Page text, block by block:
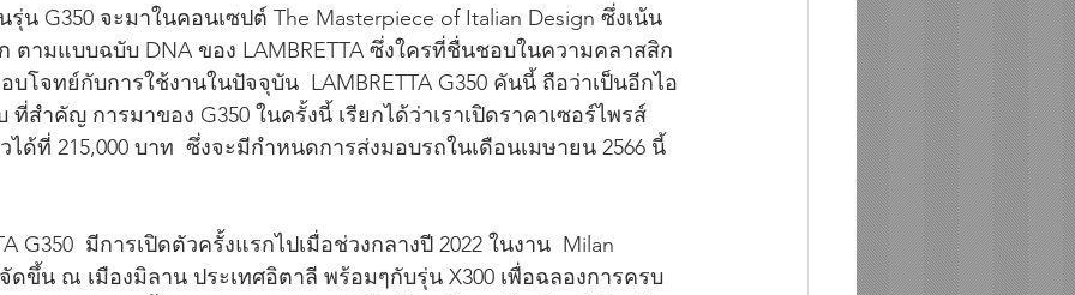
น G350 จะมาในคอนเซปต์ The Masterpiece of Italian Design ซึ่งเน้น
ตามแบบฉบับ DNA ของ LAMBRETTA ซึ่งใครที่ชื่นชอบในความคลาสสิก
โจทย์กับการใช้งานในปัจจุบัน  LAMBRETTA G350 คันนี้ ถือว่าเป็นอีกไอ
สำคัญ การมาของ G350 ในครั้งนี้ เรียกได้ว่าเราเปิดราคาเซอร์ไพรส์
ด้ที่ 215,000 บาท  ซึ่งจะมีกำหนดการส่งมอบรถในเดือนเมษายน 2566 นี้
G350  มีการเปิดตัวครั้งแรกไปเมื่อช่วงกลางปี 2022 ในงาน  Milan
จัดขึ้น ณ เมืองมิลาน ประเทศอิตาลี พร้อมๆกับรุ่น X300 เพื่อฉลองการครบ